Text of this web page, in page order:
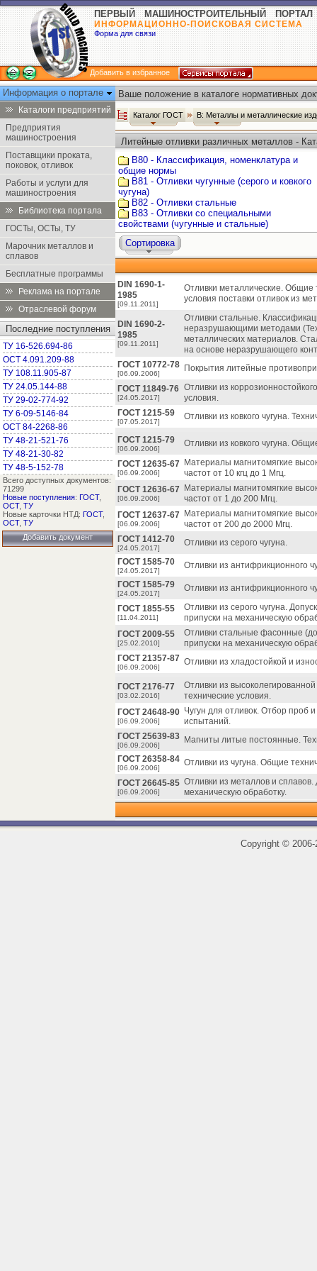
ПЕРВЫЙ МАШИНОСТРОИТЕЛЬНЫЙ ПОРТАЛ
ИНФОРМАЦИОННО-ПОИСКОВАЯ СИСТЕМА
Форма для связи
Добавить в избранное
Информация о портале
Каталоги предприятий
Предприятия
машиностроения
Поставщики проката,
поковок, отливок
Работы и услуги для
машиностроения
Библиотека портала
ГОСТы, ОСТы, ТУ
Марочник металлов и
сплавов
Бесплатные программы
Реклама на портале
Отраслевой форум
Последние поступления
ТУ 16-526.694-86
ОСТ 4.091.209-88
ТУ 108.11.905-87
ТУ 24.05.144-88
ТУ 29-02-774-92
ТУ 6-09-5146-84
ОСТ 84-2268-86
ТУ 48-21-521-76
ТУ 48-21-30-82
ТУ 48-5-152-78
Всего доступных документов:
71299
Новые поступления: ГОСТ,
ОСТ, ТУ
Новые карточки НТД: ГОСТ,
ОСТ, ТУ
Добавить документ
Ваше положение в каталоге нормативных
Каталог ГОСТ В: Металлы и металлические
Литейные отливки различных металлов -
В80 - Классификация, номенклатура и
общие нормы
В81 - Отливки чугунные (серого и ковкого
чугуна)
В82 - Отливки стальные
В83 - Отливки со специальными
свойствами (чугунные и стальные)
Сортировка
DIN 1690-1-
1985
[09.11.2011]
Отливки металлические. Общие
условия поставки отливок из
DIN 1690-2-
1985
[09.11.2011]
Отливки стальные.
неразрушающими методами
металлических материалов.
на основе неразрушающего
ГОСТ 10772-78
[06.09.2006]
Покрытия литейные
ГОСТ 11849-76
[24.05.2017]
Отливки из
условия.
ГОСТ 1215-59
[07.05.2017]
Отливки из ковкого чугуна.
ГОСТ 1215-79
[06.09.2006]
Отливки из ковкого чугуна.
ГОСТ 12635-67
[06.09.2006]
Материалы магнитомягкие
частот от 10 кгц до 1 Мгц.
ГОСТ 12636-67
[06.09.2006]
Материалы магнитомягкие
частот от 1 до 200 Мгц.
ГОСТ 12637-67
[06.09.2006]
Материалы магнитомягкие
частот от 200 до 2000 Мгц.
ГОСТ 1412-70
[24.05.2017]
Отливки из серого чугуна.
ГОСТ 1585-70
[24.05.2017]
Отливки из антифрикционного
ГОСТ 1585-79
[24.05.2017]
Отливки из антифрикционного
ГОСТ 1855-55
[11.04.2011]
Отливки из серого чугуна.
припуски на механическую
ГОСТ 2009-55
[25.02.2010]
Отливки стальные фасонные
припуски на механическую
ГОСТ 21357-87
[06.09.2006]
Отливки из хладостойкой и
ГОСТ 2176-77
[03.02.2016]
Отливки из
технические условия.
ГОСТ 24648-90
[06.09.2006]
Чугун для отливок. Отбор проб
испытаний.
ГОСТ 25639-83
[06.09.2006]
Магниты литые постоянные.
ГОСТ 26358-84
[06.09.2006]
Отливки из чугуна. Общие
ГОСТ 26645-85
[06.09.2006]
Отливки из металлов и
механическую обработку.
Copyright ©